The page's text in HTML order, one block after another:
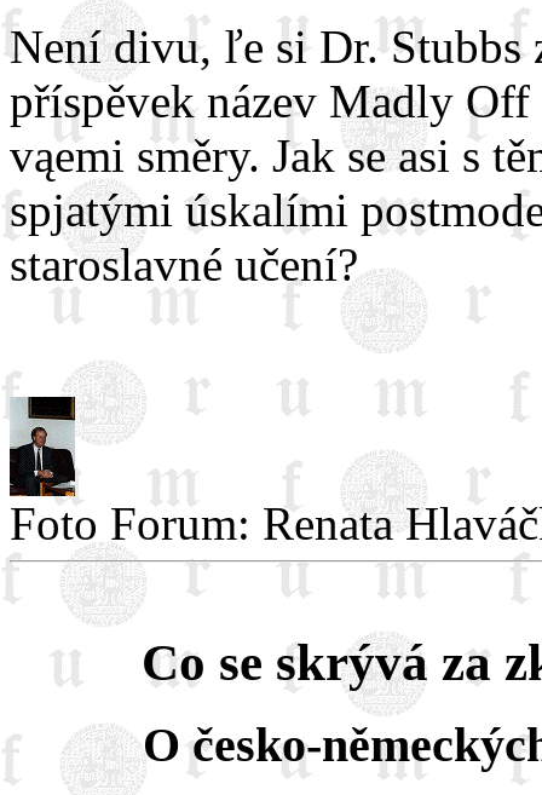
Není divu, ľe si Dr.
příspěvek název Madly
vąemi směry. Jak se asi s
spjatými úskalími
staroslavné učení?
Foto Forum: Renata
Co se skrývá za
O česko-